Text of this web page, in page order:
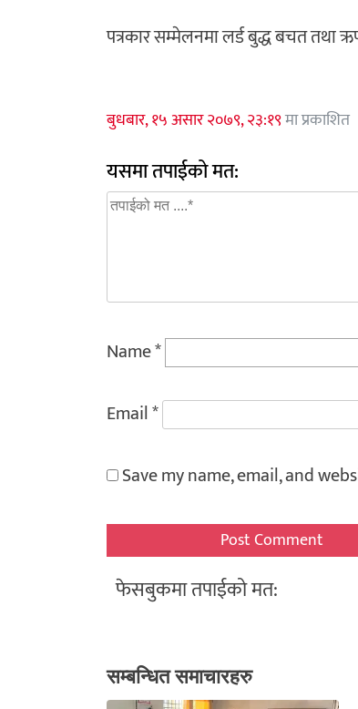
पत्रकार सम्मेलनमा लर्ड बुद्ध बचत तथा
बुधबार, १५ असार २०७९, २३:१९मा प्रकाशित
यसमा तपाईको मत:
Name*
Email*
Save my name, email, and
फेसबुकमा तपाईको मत:
सम्बन्धित समाचारहरु